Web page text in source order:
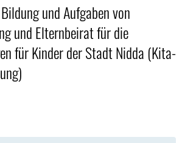
und Aufgaben von
und Elternbeirat für die
für Kinder der Stadt Nidda (Kita-